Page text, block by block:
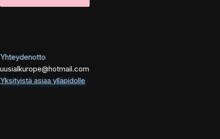
Yhteydenotto
uusialkurope@hotmail.com
Yksityistä asiaa ylläpidolle